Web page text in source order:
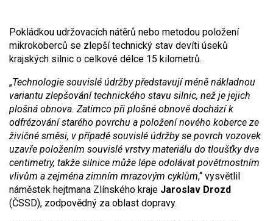
Pokládkou udržovacích nátěrů nebo metodou položení
mikrokoberců se zlepší technický stav devíti úseků
krajských silnic o celkové délce 15 kilometrů.
„Technologie souvislé údržby představují méně nákladnou
variantu zlepšování technického stavu silnic, než je jejich
plošná obnova. Zatímco při plošné obnově dochází k
odfrézování starého povrchu a položení nového koberce ze
živičné směsi, v případě souvislé údržby se povrch vozovek
uzavře položením souvislé vrstvy materiálu do tloušťky dva
centimetry, takže silnice může lépe odolávat povětrnostním
vlivům a zejména zimním mrazovým cyklům,“ vysvětlil
náměstek hejtmana Zlínského kraje Jaroslav Drozd
(ČSSD), zodpovědný za oblast dopravy.